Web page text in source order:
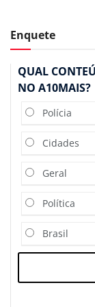
Enquete
QUAL
NO A10MAIS?
Polícia
Cidades
Geral
Política
Brasil